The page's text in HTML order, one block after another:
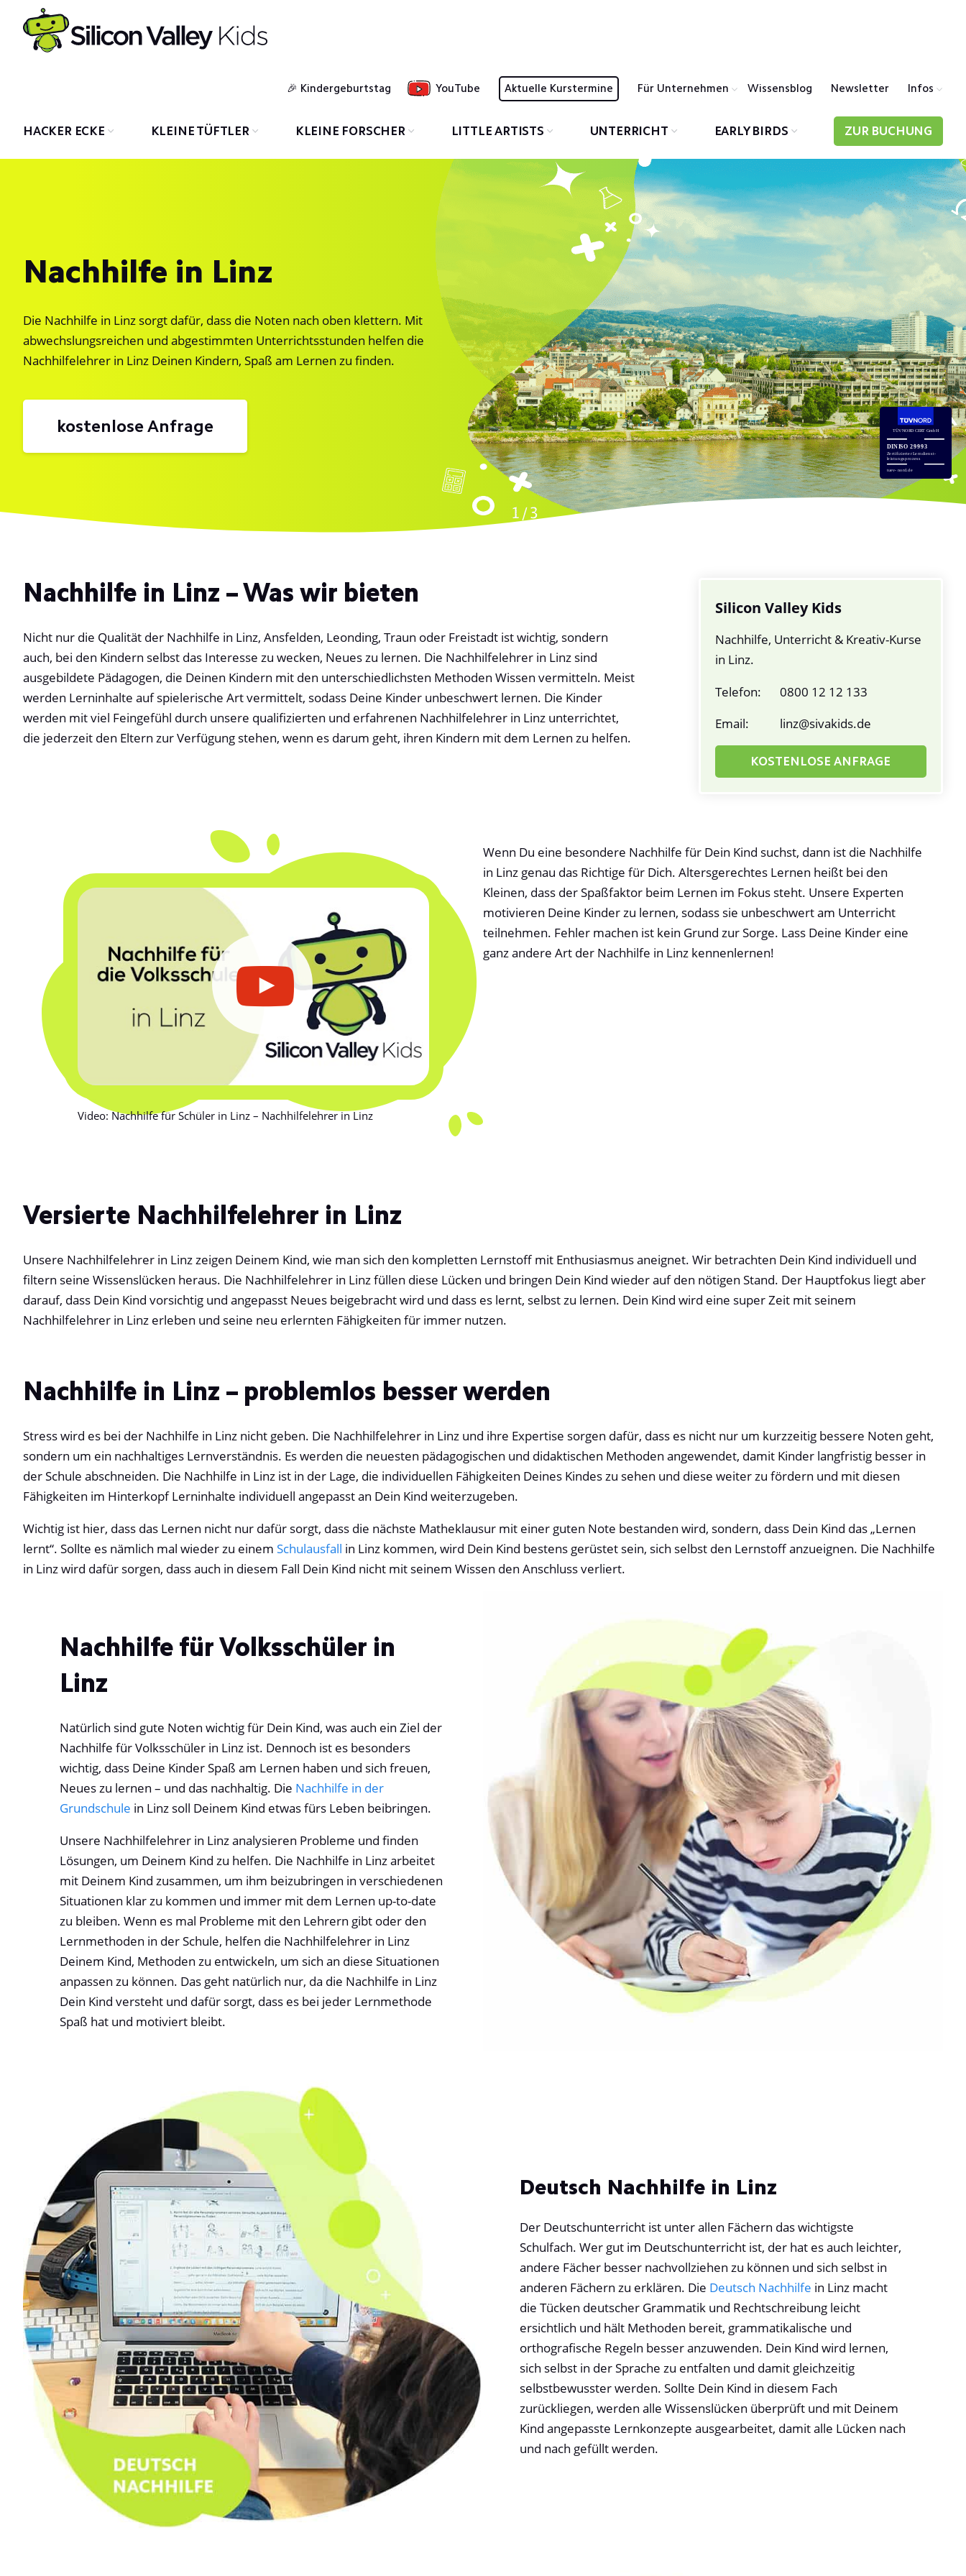
Kindergeburtstag YouTube Aktuelle Kurstermine Für Unternehmen Wissensblog Newsletter Infos
HACKER ECKE KLEINE TÜFTLER KLEINE FORSCHER LITTLE ARTISTS UNTERRICHT EARLY BIRDS ZUR BUCHUNG
Nachhilfe in Linz
Die Nachhilfe in Linz sorgt dafür, dass die Noten nach oben klettern. Mit
abwechslungsreichen und abgestimmten Unterrichtsstunden helfen die
Nachhilfelehrer in Linz Deinen Kindern, Spaß am Lernen zu finden.
kostenlose Anfrage
Nachhilfe in Linz – Was wir bieten
Nicht nur die Qualität der Nachhilfe in Linz, Ansfelden, Leonding, Traun oder Freistadt ist wichtig, sondern
auch, bei den Kindern selbst das Interesse zu wecken, Neues zu lernen. Die Nachhilfelehrer in Linz sind
ausgebildete Pädagogen, die Deinen Kindern mit den unterschiedlichsten Methoden Wissen vermitteln. Meist
werden Lerninhalte auf spielerische Art vermittelt, sodass Deine Kinder unbeschwert lernen. Die Kinder
werden mit viel Feingefühl durch unsere qualifizierten und erfahrenen Nachhilfelehrer in Linz unterrichtet,
die jederzeit den Eltern zur Verfügung stehen, wenn es darum geht, ihren Kindern mit dem Lernen zu helfen.
Silicon Valley Kids
Nachhilfe, Unterricht & Kreativ-Kurse
in Linz.
Telefon:
0800 12 12 133
Email:
linz@sivakids.de
KOSTENLOSE ANFRAGE
Video: Nachhilfe für Schüler in Linz – Nachhilfelehrer in Linz
Wenn Du eine besondere Nachhilfe für Dein Kind suchst, dann ist die Nachhilfe
in Linz genau das Richtige für Dich. Altersgerechtes Lernen heißt bei den
Kleinen, dass der Spaßfaktor beim Lernen im Fokus steht. Unsere Experten
motivieren Deine Kinder zu lernen, sodass sie unbeschwert am Unterricht
teilnehmen. Fehler machen ist kein Grund zur Sorge. Lass Deine Kinder eine
ganz andere Art der Nachhilfe in Linz kennenlernen!
Versierte Nachhilfelehrer in Linz
Unsere Nachhilfelehrer in Linz zeigen Deinem Kind, wie man sich den kompletten Lernstoff mit Enthusiasmus aneignet. Wir betrachten Dein Kind individuell und
filtern seine Wissenslücken heraus. Die Nachhilfelehrer in Linz füllen diese Lücken und bringen Dein Kind wieder auf den nötigen Stand. Der Hauptfokus liegt aber
darauf, dass Dein Kind vorsichtig und angepasst Neues beigebracht wird und dass es lernt, selbst zu lernen. Dein Kind wird eine super Zeit mit seinem
Nachhilfelehrer in Linz erleben und seine neu erlernten Fähigkeiten für immer nutzen.
Nachhilfe in Linz – problemlos besser werden
Stress wird es bei der Nachhilfe in Linz nicht geben. Die Nachhilfelehrer in Linz und ihre Expertise sorgen dafür, dass es nicht nur um kurzzeitig bessere Noten geht,
sondern um ein nachhaltiges Lernverständnis. Es werden die neuesten pädagogischen und didaktischen Methoden angewendet, damit Kinder langfristig besser in
der Schule abschneiden. Die Nachhilfe in Linz ist in der Lage, die individuellen Fähigkeiten Deines Kindes zu sehen und diese weiter zu fördern und mit diesen
Fähigkeiten im Hinterkopf Lerninhalte individuell angepasst an Dein Kind weiterzugeben.
Wichtig ist hier, dass das Lernen nicht nur dafür sorgt, dass die nächste Matheklausur mit einer guten Note bestanden wird, sondern, dass Dein Kind das „Lernen
lernt“. Sollte es nämlich mal wieder zu einem Schulausfall in Linz kommen, wird Dein Kind bestens gerüstet sein, sich selbst den Lernstoff anzueignen. Die Nachhilfe
in Linz wird dafür sorgen, dass auch in diesem Fall Dein Kind nicht mit seinem Wissen den Anschluss verliert.
Nachhilfe für Volksschüler in
Linz
Natürlich sind gute Noten wichtig für Dein Kind, was auch ein Ziel der
Nachhilfe für Volksschüler in Linz ist. Dennoch ist es besonders
wichtig, dass Deine Kinder Spaß am Lernen haben und sich freuen,
Neues zu lernen – und das nachhaltig. Die Nachhilfe in der
Grundschule in Linz soll Deinem Kind etwas fürs Leben beibringen.
Unsere Nachhilfelehrer in Linz analysieren Probleme und finden
Lösungen, um Deinem Kind zu helfen. Die Nachhilfe in Linz arbeitet
mit Deinem Kind zusammen, um ihm beizubringen in verschiedenen
Situationen klar zu kommen und immer mit dem Lernen up-to-date
zu bleiben. Wenn es mal Probleme mit den Lehrern gibt oder den
Lernmethoden in der Schule, helfen die Nachhilfelehrer in Linz
Deinem Kind, Methoden zu entwickeln, um sich an diese Situationen
anpassen zu können. Das geht natürlich nur, da die Nachhilfe in Linz
Dein Kind versteht und dafür sorgt, dass es bei jeder Lernmethode
Spaß hat und motiviert bleibt.
Deutsch Nachhilfe in Linz
Der Deutschunterricht ist unter allen Fächern das wichtigste
Schulfach. Wer gut im Deutschunterricht ist, der hat es auch leichter,
andere Fächer besser nachvollziehen zu können und sich selbst in
anderen Fächern zu erklären. Die Deutsch Nachhilfe in Linz macht
die Tücken deutscher Grammatik und Rechtschreibung leicht
ersichtlich und hält Methoden bereit, grammatikalische und
orthografische Regeln besser anzuwenden. Dein Kind wird lernen,
sich selbst in der Sprache zu entfalten und damit gleichzeitig
selbstbewusster werden. Sollte Dein Kind in diesem Fach
zurückliegen, werden alle Wissenslücken überprüft und mit Deinem
Kind angepasste Lernkonzepte ausgearbeitet, damit alle Lücken nach
und nach gefüllt werden.